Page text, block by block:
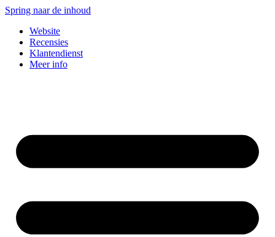
Spring naar de inhoud
Website
Recensies
Klantendienst
Meer info